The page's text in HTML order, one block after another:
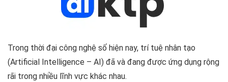
Trong thời đại công nghệ số hiện nay, trí tuệ nhân tạo
(Artificial Intelligence – AI) đã và đang được ứng dụng rộng
rãi trong nhiều lĩnh vực khác nhau.